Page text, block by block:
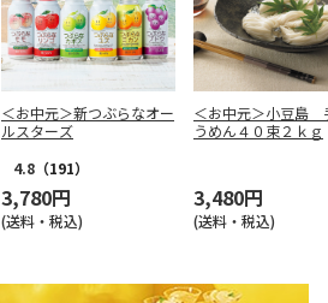
＜お中元＞新つぶらなオー
ルスターズ
4.8 （191）
3,780円
(送料・税込)
＜お中元＞小豆島
うめん４０束２ｋｇ
3,480円
(送料・税込)